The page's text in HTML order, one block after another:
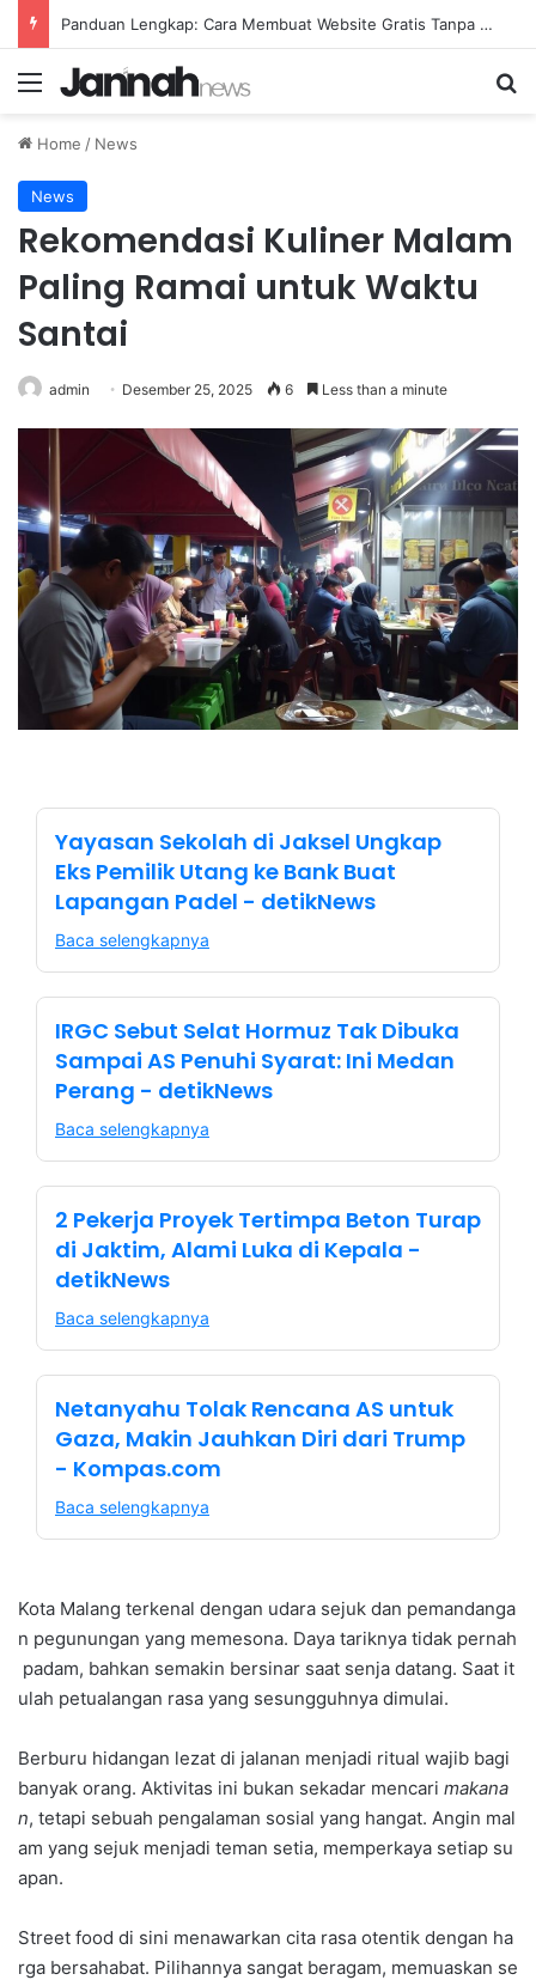
Gangguan Panik: Penyebab, Gejala, dan Cara Mengobati
Menu
Home / News
News
Rekomendasi Kuliner Malam
Paling Ramai untuk Waktu
Santai
admin Desember 25, 2025 6 Less than a minute
Yayasan Sekolah di Jaksel Ungkap
Eks Pemilik Utang ke Bank Buat
Lapangan Padel - detikNews
Baca selengkapnya
IRGC Sebut Selat Hormuz Tak Dibuka
Sampai AS Penuhi Syarat: Ini Medan
Perang - detikNews
Baca selengkapnya
2 Pekerja Proyek Tertimpa Beton Turap
di Jaktim, Alami Luka di Kepala -
detikNews
Baca selengkapnya
Netanyahu Tolak Rencana AS untuk
Gaza, Makin Jauhkan Diri dari Trump
- Kompas.com
Baca selengkapnya
Kota Malang terkenal dengan udara sejuk dan pemandanga
n pegunungan yang memesona. Daya tariknya tidak pernah
padam, bahkan semakin bersinar saat senja datang. Saat it
ulah petualangan rasa yang sesungguhnya dimulai.
Berburu hidangan lezat di jalanan menjadi ritual wajib bagi
banyak orang. Aktivitas ini bukan sekadar mencari makana
n, tetapi sebuah pengalaman sosial yang hangat. Angin mal
am yang sejuk menjadi teman setia, memperkaya setiap su
apan.
Street food di sini menawarkan cita rasa otentik dengan ha
rga bersahabat. Pilihannya sangat beragam, memuaskan se